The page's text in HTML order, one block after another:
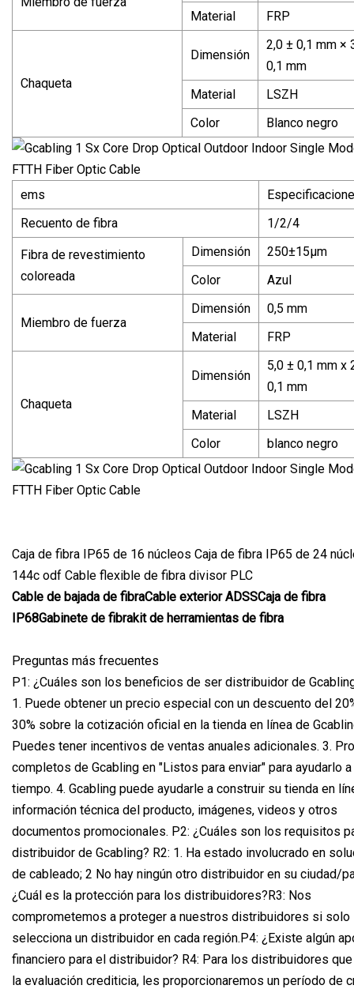
Material
FRP
Chaqueta
Dimensión
2,0 ± 0,1 mm ×
0,1 mm
Material
LSZH
Color
Blanco negro
ems
Recuento de fibra
1/2/4
Fibra de revestimiento
coloreada
Dimensión
250±15μm
Color
Azul
Miembro de fuerza
Dimensión
0,5 mm
Material
FRP
Chaqueta
Dimensión
5,0 ± 0,1 mm x
0,1 mm
Material
LSZH
Color
blanco negro
Caja de fibra IP65 de 16 núcleos Caja de fibra IP65 de 24
144c odf Cable flexible de fibra divisor PLC
Cable de bajada de fibraCable exterior ADSSCaja de fibra
IP68Gabinete de fibrakit de herramientas de fibra
Preguntas más frecuentes
P1: ¿Cuáles son los beneficios de ser distribuidor de
1. Puede obtener un precio especial con un descuento del
30% sobre la cotización oficial en la tienda en línea de
Puedes tener incentivos de ventas anuales adicionales. 3.
completos de Gcabling en "Listos para enviar" para ayudarlo a
tiempo. 4. Gcabling puede ayudarle a construir su tienda en
información técnica del producto, imágenes, videos y otros
documentos promocionales. P2: ¿Cuáles son los requisitos
distribuidor de Gcabling? R2: 1. Ha estado involucrado en
de cableado; 2 No hay ningún otro distribuidor en su ciudad/
¿Cuál es la protección para los distribuidores?R3: Nos
comprometemos a proteger a nuestros distribuidores si solo
selecciona un distribuidor en cada región.P4: ¿Existe algún
financiero para el distribuidor? R4: Para los distribuidores
la evaluación crediticia, les proporcionaremos un período de